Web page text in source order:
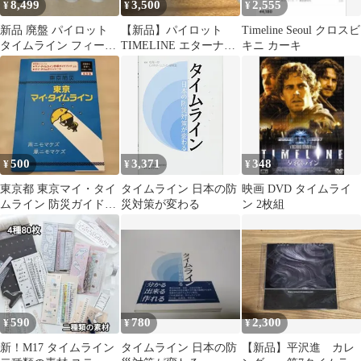
¥8,499
新品 廃盤 パイロット
タイムライン フィーチ
ャー シャーペン ブラッ
ク 箱付き
¥3,500
【新品】パイロット
TIMELINE エターナル
グリーン
¥ 2,555
Timeline Seoul クロスビ
キニ カーキ
¥500
東京都 東京マイ・タイ
ムライン 防災ガイドブ
ック
¥3,371
タイムライン 日本の防
災対策が変わる
¥348
映画 DVD タイムライ
ン 2枚組
¥590
新！M17 タイムライン
¥780
タイムライン 日本の防
¥2,300
【新品】平沢進 カレ